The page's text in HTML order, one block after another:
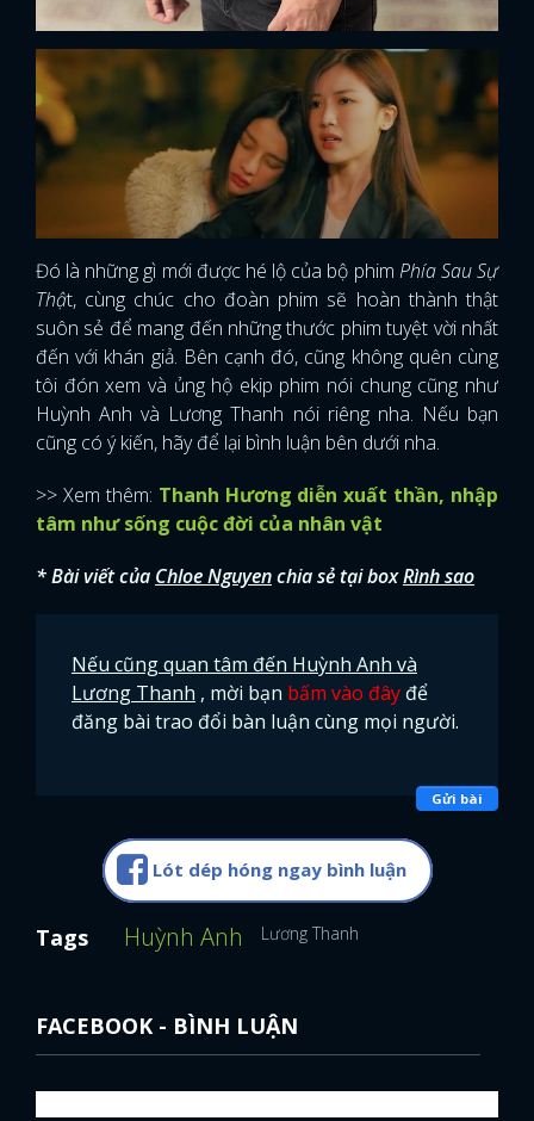
Đó là những gì mới được hé lộ của bộ phim Phía Sau Sự
Thật, cùng chúc cho đoàn phim sẽ hoàn thành thật
suôn sẻ để mang đến những thước phim tuyệt vời nhất
đến với khán giả. Bên cạnh đó, cũng không quên cùng
tôi đón xem và ủng hộ ekip phim nói chung cũng như
Huỳnh Anh và Lương Thanh nói riêng nha. Nếu bạn
cũng có ý kiến, hãy để lại bình luận bên dưới nha.
>> Xem thêm: Thanh Hương diễn xuất thần, nhập
tâm như sống cuộc đời của nhân vật
* Bài viết của Chloe Nguyenchia sẻ tại boxRình sao
Nếu cũng quan tâm đến Huỳnh Anh và
Lương Thanh , mời bạn bấm vào đây để
đăng bài trao đổi bàn luận cùng mọi người.
Gửi bài
Lót dép hóng ngay bình luận
Tags Huỳnh Anh Lương Thanh
FACEBOOK - BÌNH LUẬN